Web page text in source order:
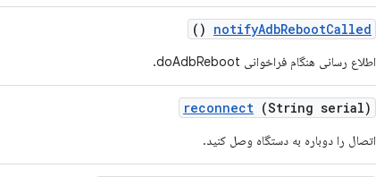
notifyAdbRebootCalled
()
اطلاع رسانی هنگام فراخوانی doAdbReboot.
reconnect (String serial)
اتصال را دوباره به دستگاه وصل کنید.